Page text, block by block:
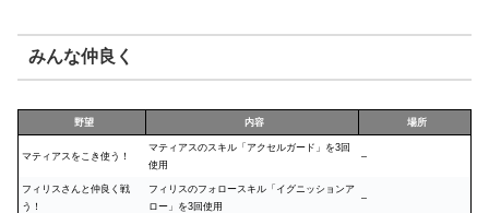
みんな仲良く
野望 内容 場所
マティアスをこき使う！
マティアスのスキル「アクセルガード」を3回
使用
–
フィリスさんと仲良く戦
う！
フィリスのフォロースキル「イグニッションア
ロー」を3回使用
–